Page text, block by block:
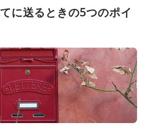
に送るときの5つのポイ